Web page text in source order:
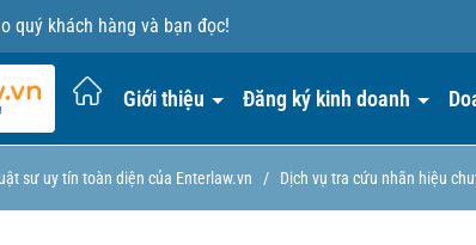
quý khách hàng và bạn đọc!
Giới thiệu Đăng ký kinh doanh
sư uy tín toàn diện của Enterlaw.vn / Dịch vụ tra cứu nhãn hiệu